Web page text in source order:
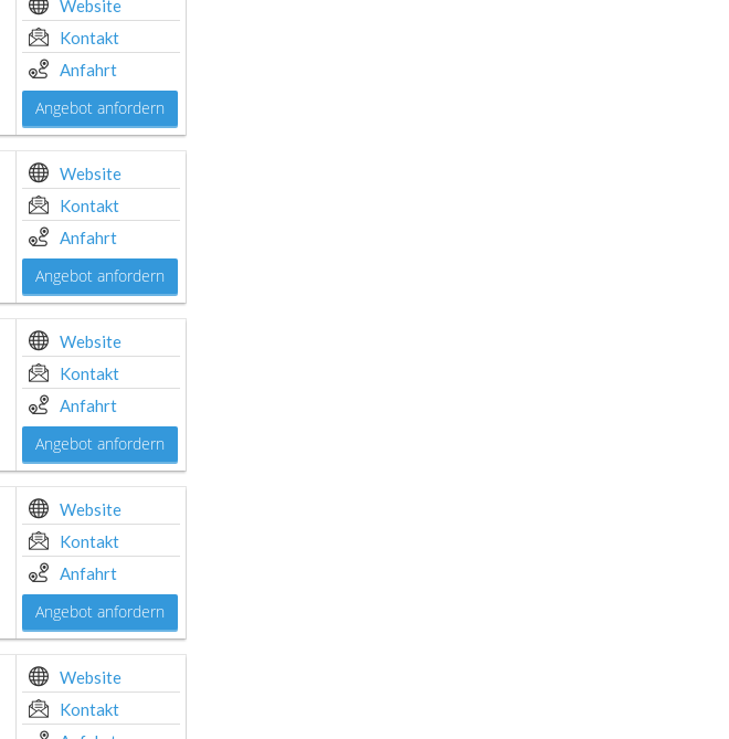
Website
Kontakt
Anfahrt
Angebot anfordern
Website
Kontakt
Anfahrt
Angebot anfordern
Website
Kontakt
Anfahrt
Angebot anfordern
Website
Kontakt
Anfahrt
Angebot anfordern
Website
Kontakt